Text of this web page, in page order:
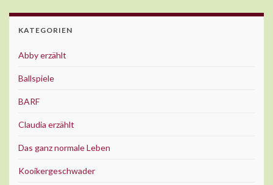
KATEGORIEN
Abby erzählt
Ballspiele
BARF
Claudia erzählt
Das ganz normale Leben
Kooikergeschwader